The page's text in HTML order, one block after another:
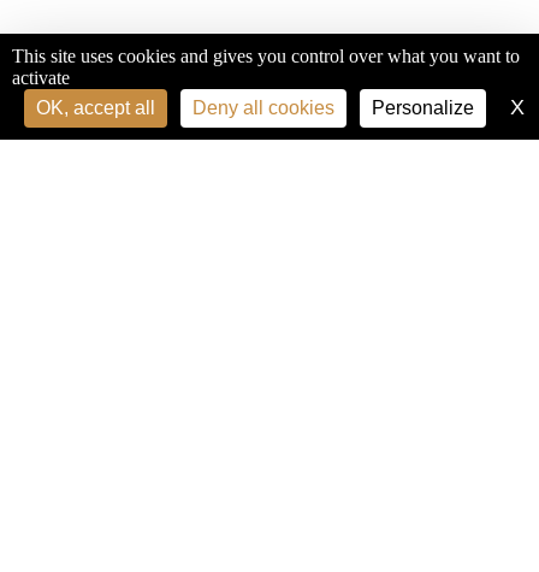
This site uses cookies and gives you control over what you want to
activate
OK, accept all
Deny all cookies Personalize X